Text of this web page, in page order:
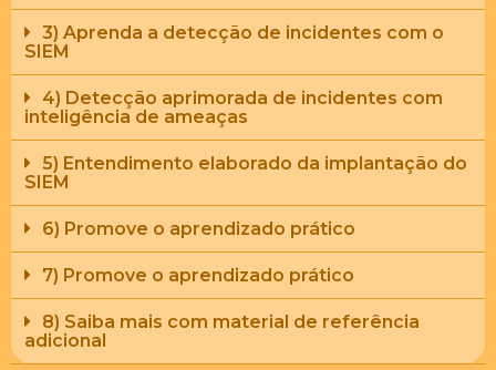
3) Aprenda a detecção de incidentes com o
SIEM
4) Detecção aprimorada de incidentes com
inteligência de ameaças
5) Entendimento elaborado da implantação do
SIEM
6) Promove o aprendizado prático
7) Promove o aprendizado prático
8) Saiba mais com material de referência
adicional